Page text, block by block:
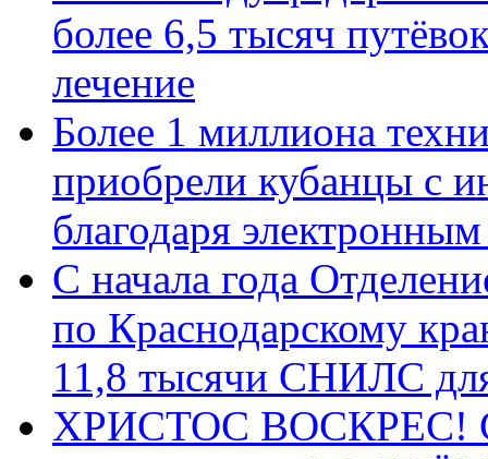
более 6,5 тысяч
лечение
Более 1 миллиона
приобрели кубанцы с
благодаря
С начала года
по Краснодарскому
11,8 тысячи СНИЛС
ХРИСТОС ВОСКРЕС! С